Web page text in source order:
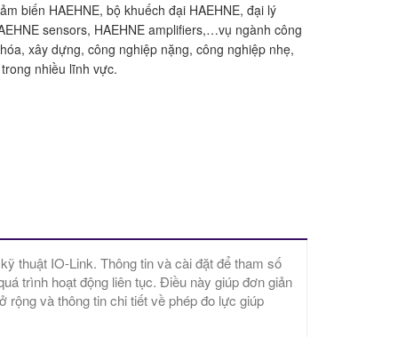
biến HAEHNE, bộ khuếch đại HAEHNE, đại lý
sensors, HAEHNE amplifiers,…vụ ngành công
xây dựng, công nghiệp nặng, công nghiệp nhẹ,
nhiều lĩnh vực.
thuật IO-Link. Thông tin và cài đặt để tham số
trình hoạt động liên tục. Điều này giúp đơn giản
và thông tin chi tiết về phép đo lực giúp